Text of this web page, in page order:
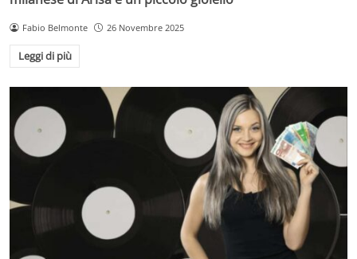
Fabio Belmonte 26 Novembre 2025
Leggi di più